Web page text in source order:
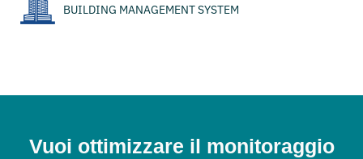
BUILDING MANAGEMENT SYSTEM
Vuoi ottimizzare il monitoraggio